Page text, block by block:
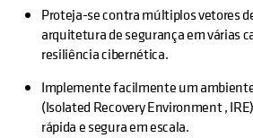
Proteja-se contra múltiplos vetores
arquitetura de segurança em várias
resiliência cibernética.
Implemente facilmente um
(Isolated Recovery Environment ,
rápida e segura em escala.